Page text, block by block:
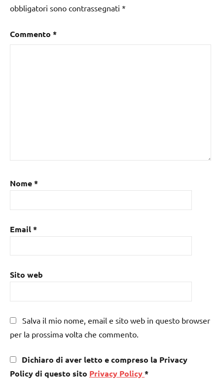
obbligatori sono contrassegnati *
Commento *
Nome*
Email*
Sito web
Salva il mio nome, email e sito web in questo browser
per la prossima volta che commento.
Dichiaro di aver letto e compreso la Privacy
Policy di questo sito Privacy Policy*